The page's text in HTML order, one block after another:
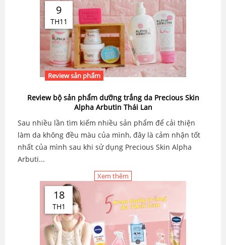
9
TH11
Review sản phẩm
Review bộ sản phẩm dưỡng trắng da Precious Skin
Alpha Arbutin Thái Lan
Sau nhiều lần tìm kiếm nhiều sản phẩm để cải thiện
làm da không đều màu của mình, đây là cảm nhận tốt
nhất của mình sau khi sử dụng Precious Skin Alpha
Arbuti...
Xem thêm
18
TH1